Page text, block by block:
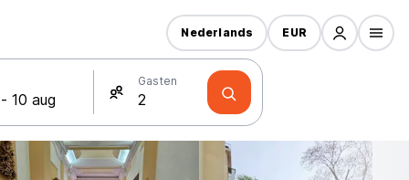
Gasten
Nederlands EUR